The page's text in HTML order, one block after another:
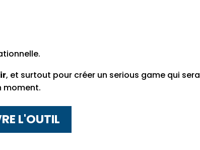
, et surtout pour créer un serious game qui sera
moment.
L'OUTIL